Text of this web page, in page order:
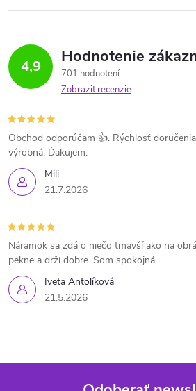
4,9 Hodnotenie
701 hodnotení
Zobraziť recenzie
Mili
21.7.2026
Obchod odporúčam 👍. Rýchlosť
výrobná. Ďakujem.
Iveta Antolíková
21.5.2026
Náramok sa zdá o niečo tmavší ako na
pekne a drží dobre. Som spokojná